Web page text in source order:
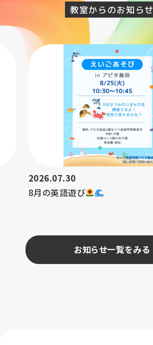
教室からのお知らせ
2026.07.30
8月の英語遊び
お知らせ一覧をみる